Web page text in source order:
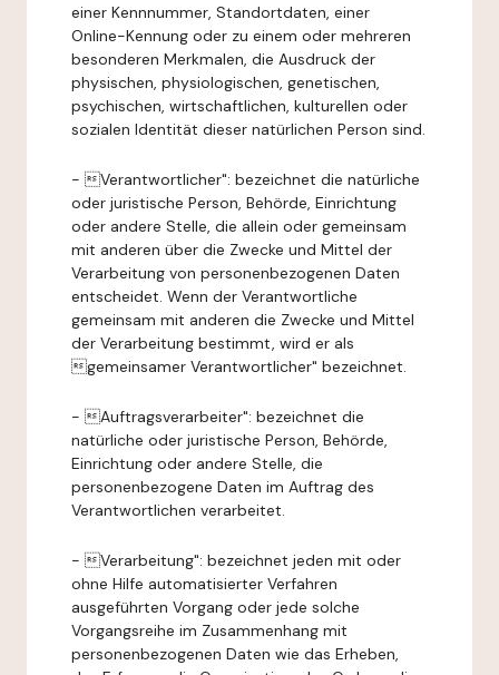
einer Kennnummer, Standortdaten, einer
Online-Kennung oder zu einem oder mehreren
besonderen Merkmalen, die Ausdruck der
physischen, physiologischen, genetischen,
psychischen, wirtschaftlichen, kulturellen oder
sozialen Identität dieser natürlichen Person sind.
- Verantwortlicher": bezeichnet die natürliche
oder juristische Person, Behörde, Einrichtung
oder andere Stelle, die allein oder gemeinsam
mit anderen über die Zwecke und Mittel der
Verarbeitung von personenbezogenen Daten
entscheidet. Wenn der Verantwortliche
gemeinsam mit anderen die Zwecke und Mittel
der Verarbeitung bestimmt, wird er als
gemeinsamer Verantwortlicher" bezeichnet.
- Auftragsverarbeiter": bezeichnet die
natürliche oder juristische Person, Behörde,
Einrichtung oder andere Stelle, die
personenbezogene Daten im Auftrag des
Verantwortlichen verarbeitet.
- Verarbeitung": bezeichnet jeden mit oder
ohne Hilfe automatisierter Verfahren
ausgeführten Vorgang oder jede solche
Vorgangsreihe im Zusammenhang mit
personenbezogenen Daten wie das Erheben,